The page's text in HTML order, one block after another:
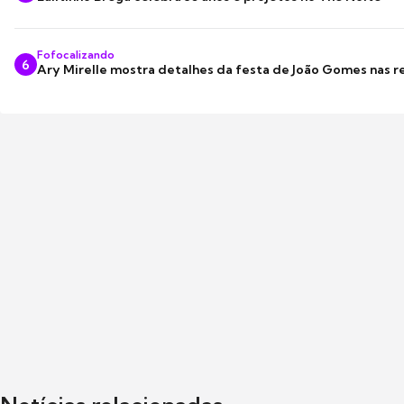
6
Fofocalizando
Ary Mirelle mostra detalhes da festa de João Gomes nas